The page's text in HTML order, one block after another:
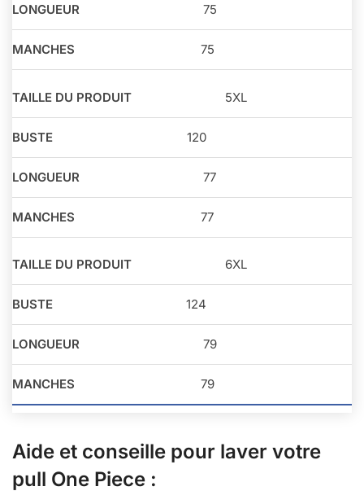
75
75
5XL
120
77
77
6XL
124
79
79
Aide et conseille pour laver votre
pull One Piece :